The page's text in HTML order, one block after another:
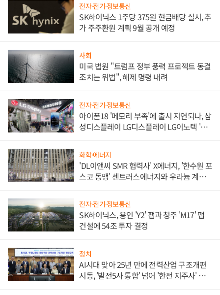
전자·전기·정보통신
SK하이닉스 1주당 375원 현금배당 실시, 추
가 주주환원 계획 9월 공개 예정
사회
미국 법원 "트럼프 정부 풍력 프로젝트 동결
조치는 위법", 해제 명령 내려
전자·전기·정보통신
아이폰18 '메모리 부족'에 출시 지연되나, 삼
성디스플레이 LG디스플레이 LG이노텍 '탈
화학·에너지
'DL이앤씨 SMR 협력사' X에너지, '한수원 포
스코 동맹' 센트러스에너지와 우라늄 계약
전자·전기·정보통신
SK하이닉스, 용인 'Y2' 팹과 청주 'M17' 팹
건설에 54조 투자 결정
정치
AI시대 맞아 25년 만에 전력산업 구조개편
시동, '발전5사 통합' 넘어 '한전 지주사' 재편